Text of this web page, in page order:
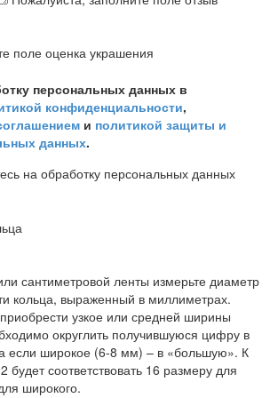
поле оценка украшения
персональных данных в
конфиденциальности,
и политикой защиты и
данных.
на обработку персональных данных
сантиметровой ленты измерьте диаметр
кольца, выраженный в миллиметрах.
узкое или средней ширины
округлить получившуюся цифру в
если широкое (6-8 мм) – в «большую». К
соответствовать 16 размеру для
широкого.